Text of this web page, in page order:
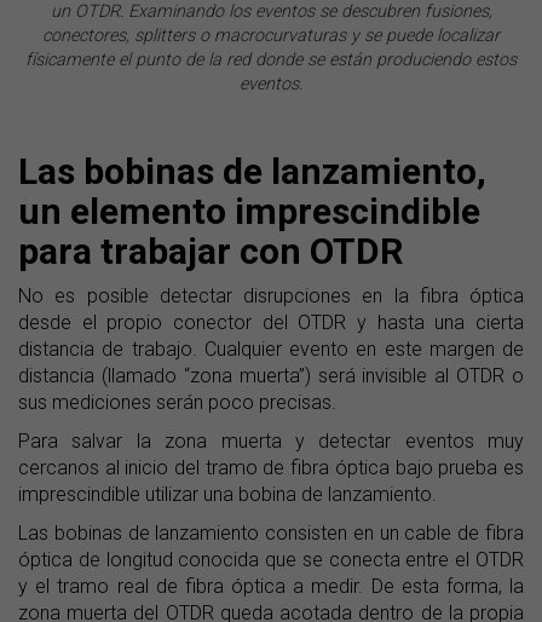
un OTDR. Examinando los eventos se descubren fusiones,
conectores, splitters o macrocurvaturas y se puede localizar
físicamente el punto de la red donde se están produciendo estos
eventos.
Las bobinas de lanzamiento,
un elemento imprescindible
para trabajar con OTDR
No es posible detectar disrupciones en la fibra óptica
desde el propio conector del OTDR y hasta una cierta
distancia de trabajo. Cualquier evento en este margen de
distancia (llamado “zona muerta”) será invisible al OTDR o
sus mediciones serán poco precisas.
Para salvar la zona muerta y detectar eventos muy
cercanos al inicio del tramo de fibra óptica bajo prueba es
imprescindible utilizar una bobina de lanzamiento.
Las bobinas de lanzamiento consisten en un cable de fibra
óptica de longitud conocida que se conecta entre el OTDR
y el tramo real de fibra óptica a medir. De esta forma, la
zona muerta del OTDR queda acotada dentro de la propia